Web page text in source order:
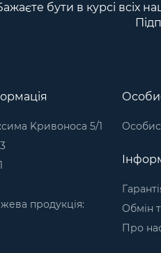
бути в курсі всіх
Kривоноса 5/1
продукція:
Обмін
Про